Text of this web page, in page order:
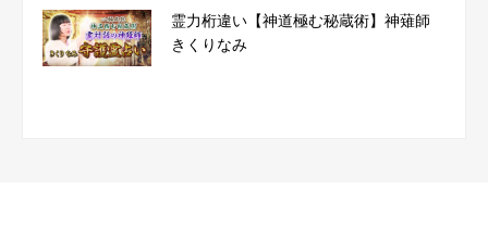
霊力桁違い【神道極む秘蔵術】神薙師
きくりなみ